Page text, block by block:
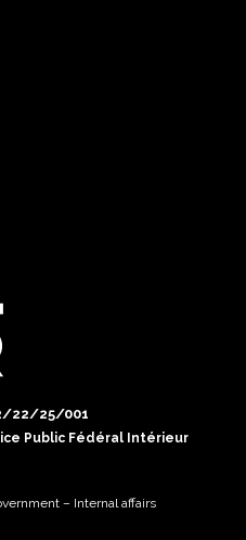
22/25/001
Public Fédéral Intérieur
– Internal affairs